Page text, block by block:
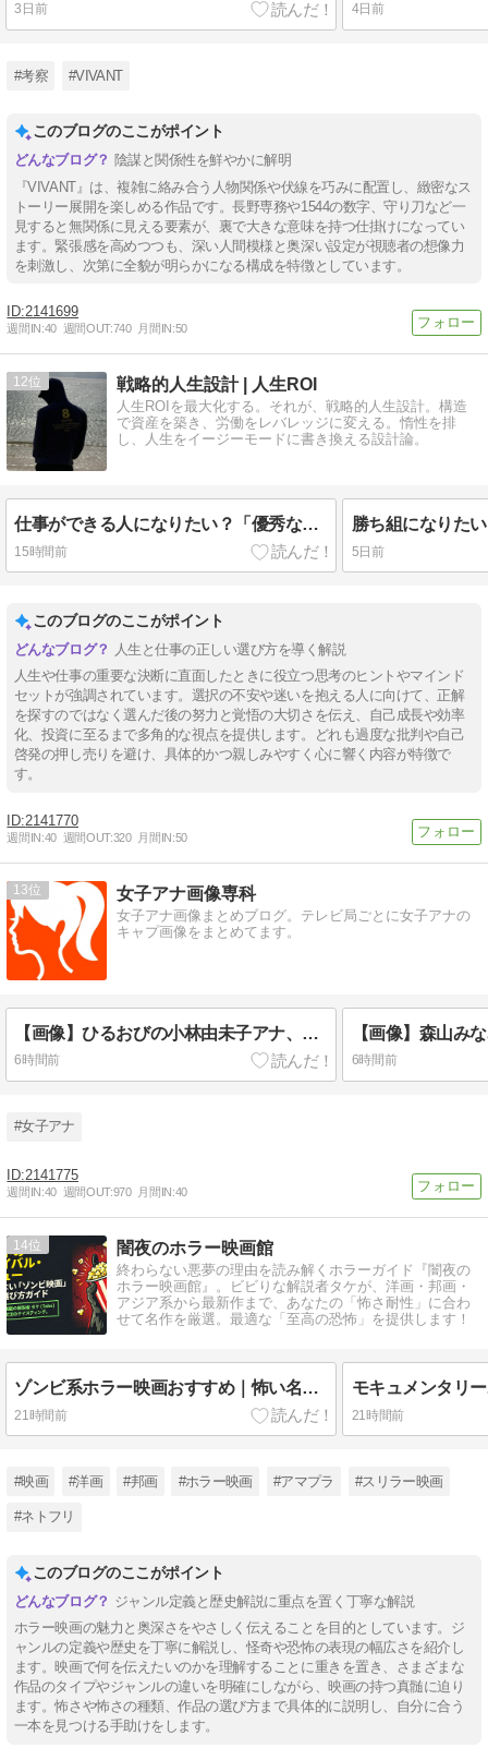
3日前 4日前
#考察 #VIVANT
このブログのここがポイント
陰謀と関係性を鮮やかに解明
『VIVANT』は、複雑に絡み合う人物関係や伏線を巧みに配置し、緻密なス
トーリー展開を楽しめる作品です。長野専務や1544の数字、守り刀など一
見すると無関係に見える要素が、裏で大きな意味を持つ仕掛けになってい
ます。緊張感を高めつつも、深い人間模様と奥深い設定が視聴者の想像力
を刺激し、次第に全貌が明らかになる構成を特徴としています。
2141699
週間IN:40 週間OUT:740 月間IN:50
12 戦略的人生設計 | 人生ROI
人生ROIを最大化する。それが、戦略的人生設計。構造
で資産を築き、労働をレバレッジに変える。惰性を排
し、人生をイージーモードに書き換える設計論。
仕事ができる人になりたい？「優秀な人」の正体とは何なのか
15時間前 5日前
このブログのここがポイント
人生と仕事の正しい選び方を導く解説
人生や仕事の重要な決断に直面したときに役立つ思考のヒントやマインド
セットが強調されています。選択の不安や迷いを抱える人に向けて、正解
を探すのではなく選んだ後の努力と覚悟の大切さを伝え、自己成長や効率
化、投資に至るまで多角的な視点を提供します。どれも過度な批判や自己
啓発の押し売りを避け、具体的かつ親しみやすく心に響く内容が特徴で
す。
2141770
週間IN:40 週間OUT:320 月間IN:50
13 女子アナ画像専科
女子アナ画像まとめブログ。テレビ局ごとに女子アナの
キャプ画像をまとめてます。
【画像】ひるおびの小林由未子アナ、真顔
6時間前 6時間前
#女子アナ
2141775
週間IN:40 週間OUT:970 月間IN:40
14 闇夜のホラー映画館
終わらない悪夢の理由を読み解くホラーガイド『闇夜の
ホラー映画館』。ビビりな解説者タケが、洋画・邦画・
アジア系から最新作まで、あなたの「怖さ耐性」に合わ
せて名作を厳選。最適な「至高の恐怖」を提供します！
ゾンビ系ホラー映画おすすめ｜怖い名作から笑える作品まで厳選
21時間前 21時間前
#映画 #洋画 #邦画 #ホラー映画 #アマプラ #スリラー映画
#ネトフリ
このブログのここがポイント
ジャンル定義と歴史解説に重点を置く丁寧な解説
ホラー映画の魅力と奥深さをやさしく伝えることを目的としています。ジ
ャンルの定義や歴史を丁寧に解説し、怪奇や恐怖の表現の幅広さを紹介し
ます。映画で何を伝えたいのかを理解することに重きを置き、さまざまな
作品のタイプやジャンルの違いを明確にしながら、映画の持つ真髄に迫り
ます。怖さや怖さの種類、作品の選び方まで具体的に説明し、自分に合う
一本を見つける手助けをします。